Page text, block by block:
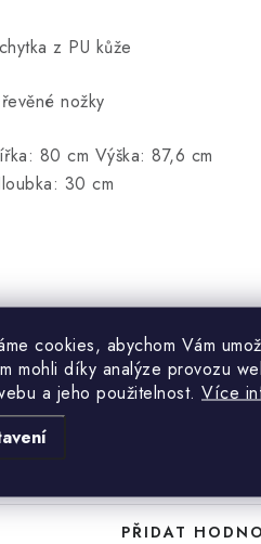
cookies, abychom Vám
mohli díky analýze provozu
a jeho použitelnost. Více
z PU kůže
nožky
80 cm Výška: 87,6 cm
30 cm
PŘIDAT